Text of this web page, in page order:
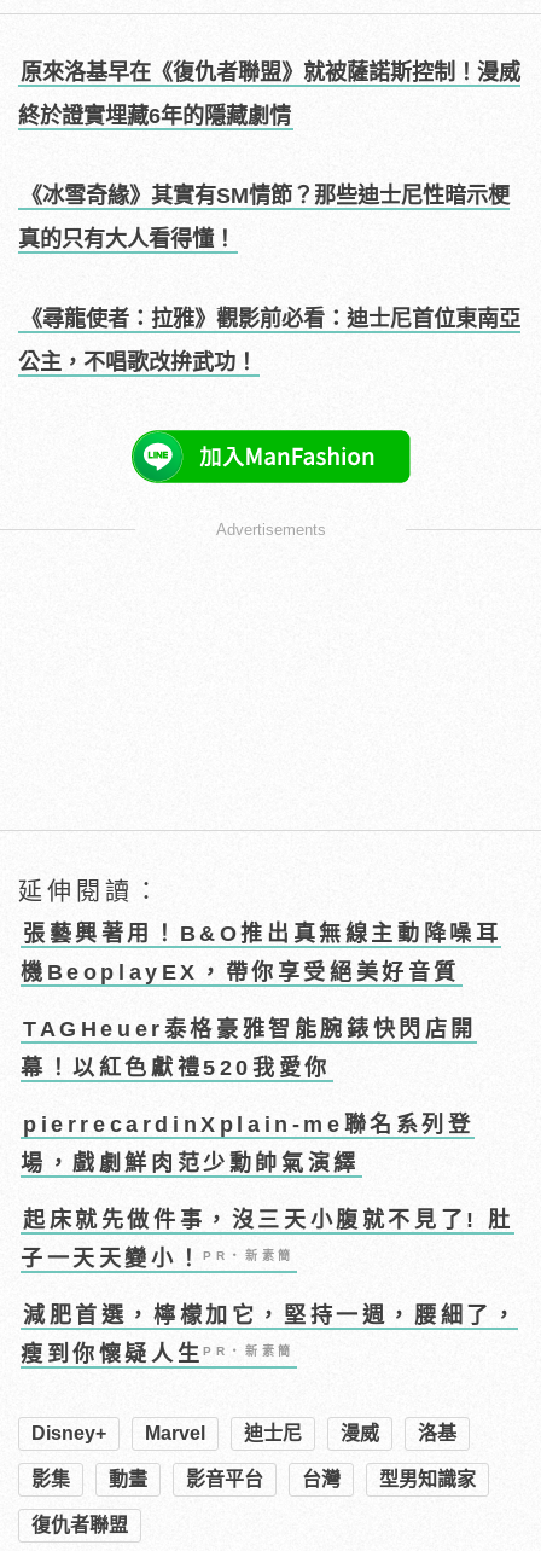
原來洛基早在《復仇者聯盟》就被薩諾斯控制！漫威
終於證實埋藏6年的隱藏劇情
《冰雪奇緣》其實有SM情節？那些迪士尼性暗示梗
真的只有大人看得懂！
《尋龍使者：拉雅》觀影前必看：迪士尼首位東南亞
公主，不唱歌改拚武功！
Advertisements
延伸閱讀：
張藝興著用！B&O推出真無線主動降噪耳
機BeoplayEX，帶你享受絕美好音質
TAGHeuer泰格豪雅智能腕錶快閃店開
幕！以紅色獻禮520我愛你
pierrecardinXplain-me聯名系列登
場，戲劇鮮肉范少勳帥氣演繹
起床就先做件事，沒三天小腹就不見了! 肚
子一天天變小！PR・新素簡
減肥首選，檸檬加它，堅持一週，腰細了，
瘦到你懷疑人生PR・新素簡
Disney+ Marvel 迪士尼 漫威 洛基
影集 動畫 影音平台 台灣 型男知識家
復仇者聯盟